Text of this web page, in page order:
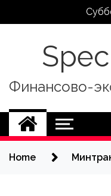
Финансово-
Home